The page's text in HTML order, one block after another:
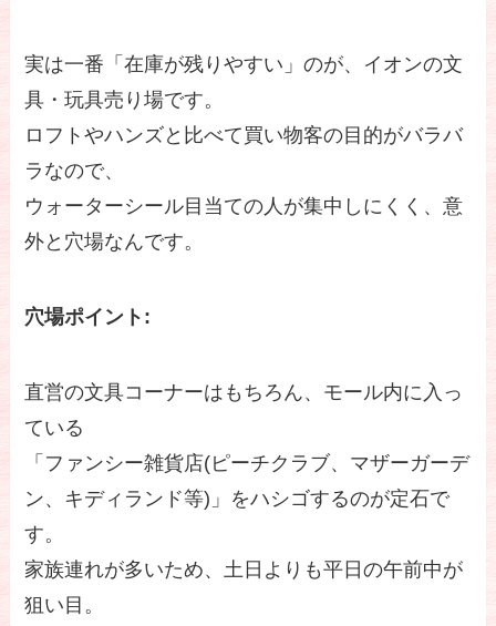
実は一番「在庫が残りやすい」のが、イオンの文
具・玩具売り場です。
ロフトやハンズと比べて買い物客の目的がバラバ
ラなので、
ウォーターシール目当ての人が集中しにくく、意
外と穴場なんです。
穴場ポイント:
直営の文具コーナーはもちろん、モール内に入っ
ている
「ファンシー雑貨店(ピーチクラブ、マザーガーデ
ン、キディランド等)」をハシゴするのが定石で
す。
家族連れが多いため、土日よりも平日の午前中が
狙い目。